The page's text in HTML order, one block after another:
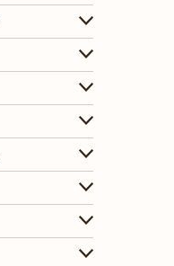
15 16
22 23